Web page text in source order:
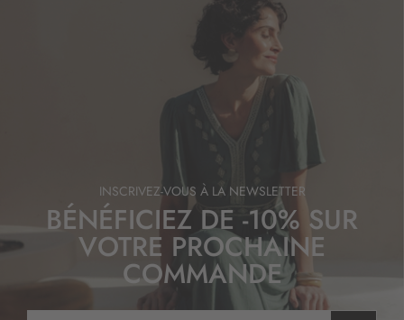
INSCRIVEZ-VOUS À LA NEWSLETTER
BÉNÉFICIEZ DE -10% SUR
VOTRE PROCHAINE
COMMANDE